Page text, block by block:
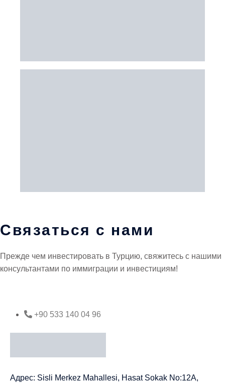
Связаться с нами
Прежде чем инвестировать в Турцию, свяжитесь с нашими
консультантами по иммиграции и инвестициям!
+90 533 140 04 96
Адрес: Sisli Merkez Mahallesi, Hasat Sokak No:12A,